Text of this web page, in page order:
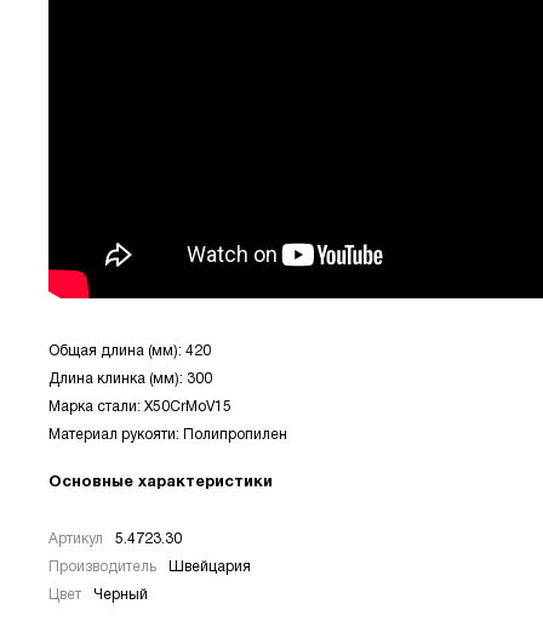
Общая длина (мм): 420
Длина клинка (мм): 300
Марка стали: X50CrMoV15
Материал рукояти: Полипропилен
Основные характеристики
Артикул 5.4723.30
Производитель Швейцария
Цвет Черный